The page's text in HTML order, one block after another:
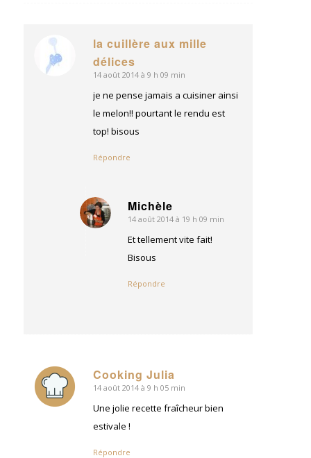
la cuillère aux mille
délices
dit
:
14 août 2014 à 9 h 09 min
je ne pense jamais a cuisiner ainsi
le melon!! pourtant le rendu est
top! bisous
Répondre
Michèle
dit
14 août 2014 à 19 h 09 min
Et tellement vite fait!
Bisous
Répondre
Cooking Julia
dit
:
14 août 2014 à 9 h 05 min
Une jolie recette fraîcheur bien
estivale !
Répondre